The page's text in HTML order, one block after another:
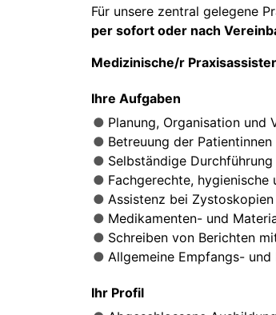
Für unsere zentral gelegene
per sofort oder nach
Medizinische/r
Ihre Aufgaben
Planung, Organisation und
Betreuung der
Selbständige
Fachgerechte,
Assistenz bei
Medikamenten- und
Schreiben von Berichten
Allgemeine Empfangs- und
Ihr Profil